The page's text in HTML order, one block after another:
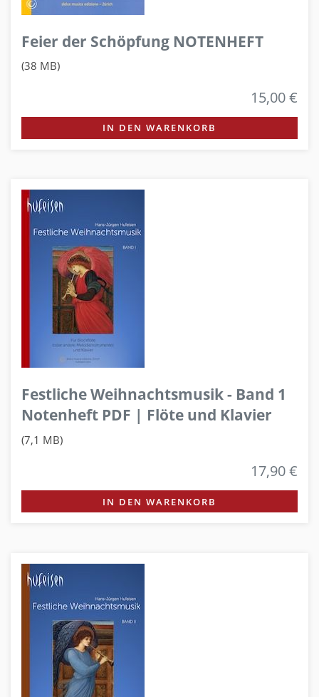
Feier der Schöpfung NOTENHEFT
(38 MB)
15,00 €
IN DEN WARENKORB
Festliche Weihnachtsmusik - Band 1
Notenheft PDF | Flöte und Klavier
(7,1 MB)
17,90 €
IN DEN WARENKORB